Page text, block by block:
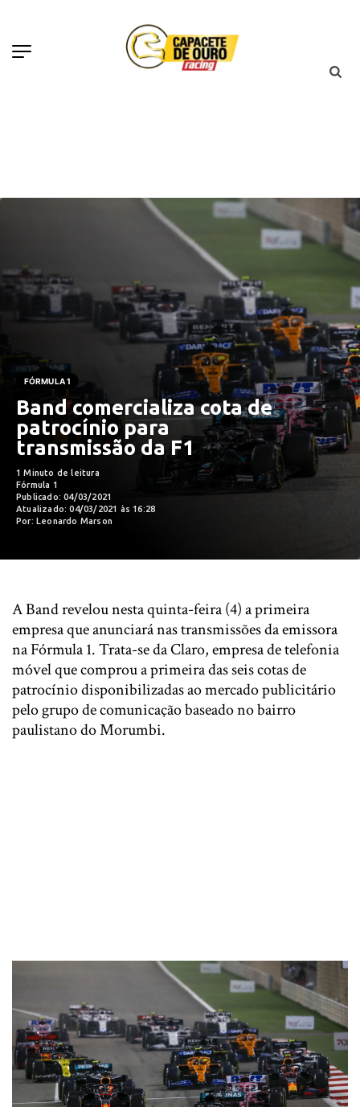
FÓRMULA 1
Band comercializa cota de
patrocínio para
transmissão da F1
1 Minuto de leitura
Fórmula 1
Publicado: 04/03/2021
Atualizado: 04/03/2021 às 16:28
Por: Leonardo Marson
A Band revelou nesta quinta-feira (4) a primeira
empresa que anunciará nas transmissões da emissora
na Fórmula 1. Trata-se da Claro, empresa de telefonia
móvel que comprou a primeira das seis cotas de
patrocínio disponibilizadas ao mercado publicitário
pelo grupo de comunicação baseado no bairro
paulistano do Morumbi.